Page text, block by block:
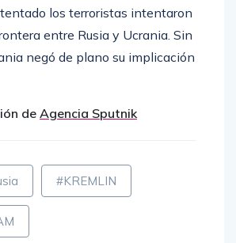
los terroristas intentaron
entre Rusia y Ucrania. Sin
negó de plano su implicación
de Agencia Sputnik
#KREMLIN